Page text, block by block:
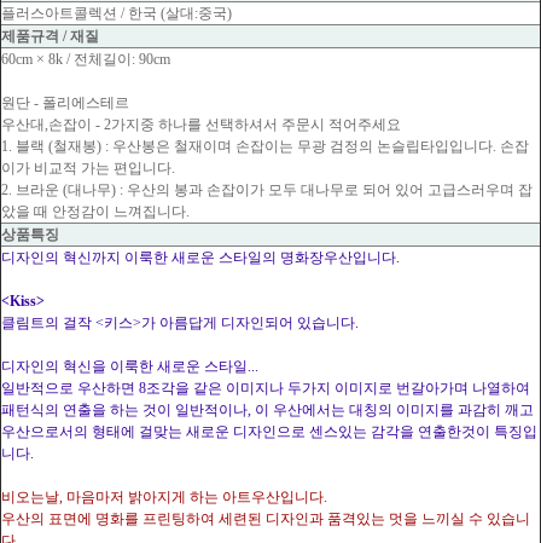
플러스아트콜렉션 / 한국 (살대:중국)
제품규격 / 재질
60cm × 8k / 전체길이: 90cm
원단 - 폴리에스테르
우산대,손잡이 - 2가지중 하나를 선택하셔서 주문시 적어주세요
1. 블랙 (철재봉) : 우산봉은 철재이며 손잡이는 무광 검정의 논슬립타입입니다. 손잡
이가 비교적 가는 편입니다.
2. 브라운 (대나무) : 우산의 봉과 손잡이가 모두 대나무로 되어 있어 고급스러우며 잡
았을 때 안정감이 느껴집니다.
상품특징
디자인의 혁신까지 이룩한 새로운 스타일의 명화장우산입니다.
<Kiss>
클림트의 걸작 <키스>가 아름답게 디자인되어 있습니다.
디자인의 혁신을 이룩한 새로운 스타일...
일반적으로 우산하면 8조각을 같은 이미지나 두가지 이미지로 번갈아가며 나열하여
패턴식의 연출을 하는 것이 일반적이나, 이 우산에서는 대칭의 이미지를 과감히 깨고
우산으로서의 형태에 걸맞는 새로운 디자인으로 센스있는 감각을 연출한것이 특징입
니다.
비오는날, 마음마저 밝아지게 하는 아트우산입니다.
우산의 표면에 명화를 프린팅하여 세련된 디자인과 품격있는 멋을 느끼실 수 있습니